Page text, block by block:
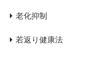
老化抑制
若返り健康法